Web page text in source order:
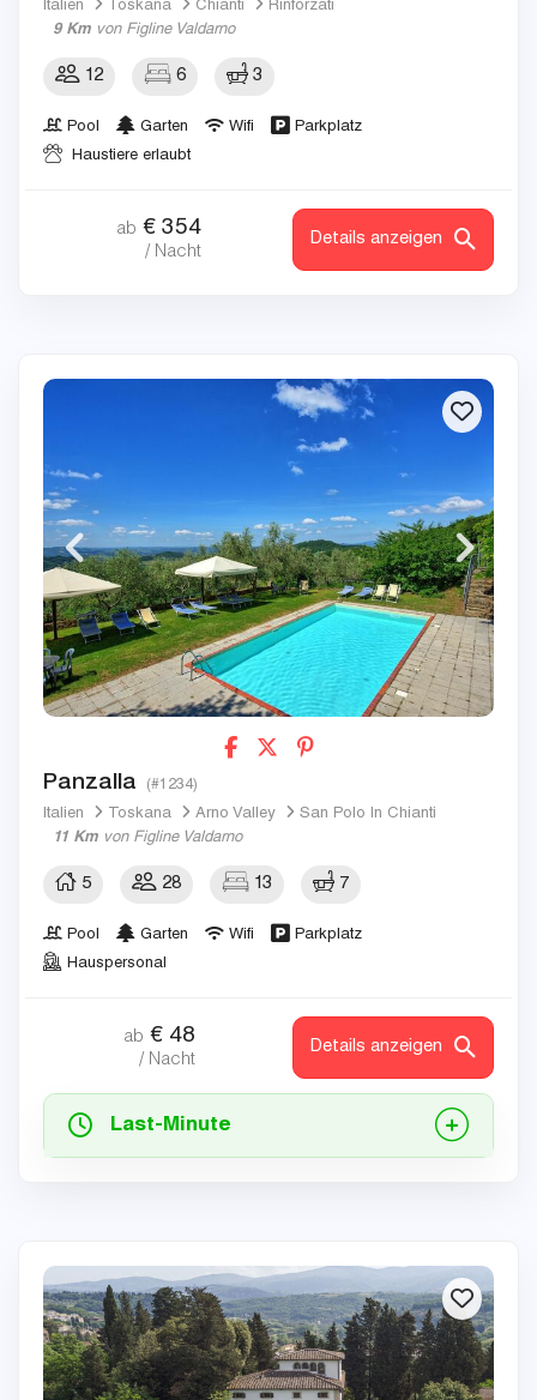
Italien Toskana Chianti
Rinforzati
9 Km von Figline Valdarno
12 6 3
Pool Garten Wifi
Parkplatz
Haustiere erlaubt
ab € 354
/ Nacht
Details anzeigen
Panzalla (#1234)
Italien Toskana Arno Valley
San Polo In Chianti
11 Km von Figline Valdarno
5 28 13 7
Pool Garten Wifi
Parkplatz
Hauspersonal
ab € 48
/ Nacht
Details anzeigen
Last-Minute